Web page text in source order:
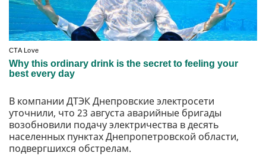
В компании ДТЭК Днепровские электросети
уточнили, что 23 августа аварийные бригады
возобновили подачу электричества в десять
населенных пунктах Днепропетровской области,
подвергшихся обстрелам.